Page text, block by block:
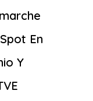
En
Y